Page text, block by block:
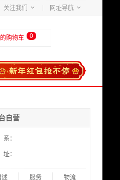
关注我们  网址导航 
购物车 0
自营
：
：
述
服务
物流